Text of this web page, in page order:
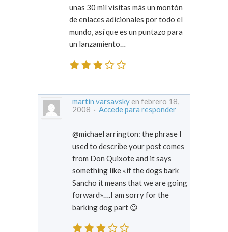
unas 30 mil visitas más un montón
de enlaces adicionales por todo el
mundo, así que es un puntazo para
un lanzamiento…
martin varsavsky en febrero 18,
2008 · Accede para responder
@michael arrington: the phrase I
used to describe your post comes
from Don Quixote and it says
something like «if the dogs bark
Sancho it means that we are going
forward»….I am sorry for the
barking dog part 😉